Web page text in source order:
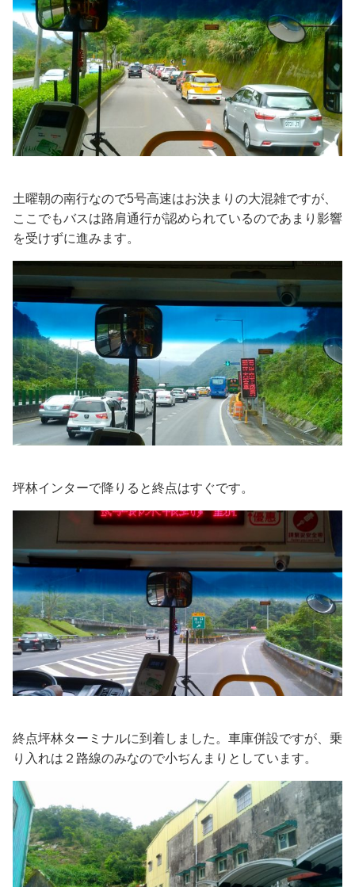
土曜朝の南行なので5号高速はお決まりの大混雑ですが、
ここでもバスは路肩通行が認められているのであまり影響
を受けずに進みます。
坪林インターで降りると終点はすぐです。
終点坪林ターミナルに到着しました。車庫併設ですが、乗
り入れは２路線のみなので小ぢんまりとしています。